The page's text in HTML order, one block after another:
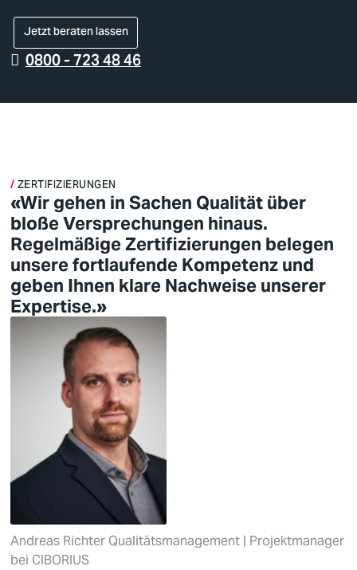
Jetzt beraten lassen
0800 - 723 48 46
ZERTIFIZIERUNGEN
«Wir gehen in Sachen Qualität über
bloße Versprechungen hinaus.
Regelmäßige Zertifizierungen belegen
unsere fortlaufende Kompetenz und
geben Ihnen klare Nachweise unserer
Expertise.»
Andreas Richter Qualitätsmanagement | Projektmanager
bei CIBORIUS